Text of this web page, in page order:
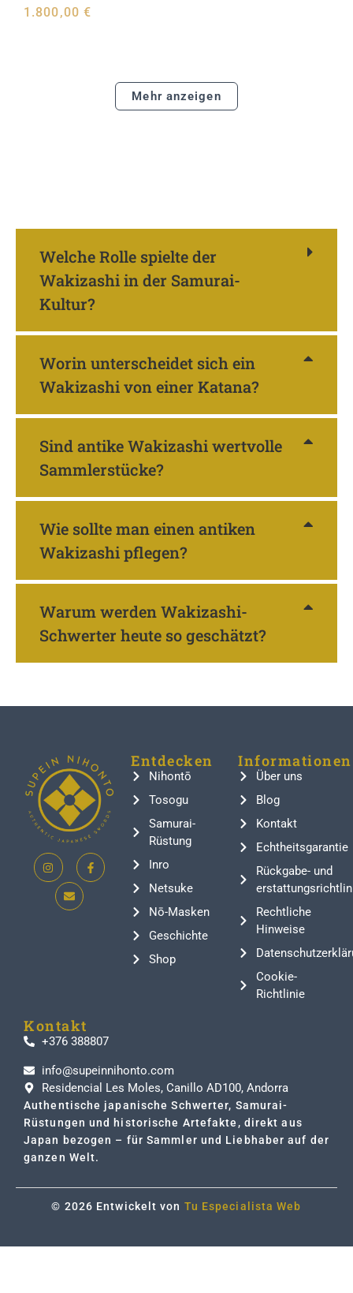
1.800,00 €
Mehr anzeigen
Welche Rolle spielte der
Wakizashi in der Samurai-
Kultur?
Worin unterscheidet sich ein
Wakizashi von einer Katana?
Sind antike Wakizashi wertvolle
Sammlerstücke?
Wie sollte man einen antiken
Wakizashi pflegen?
Warum werden Wakizashi-
Schwerter heute so geschätzt?
Entdecken
Nihontō
Tosogu
Samurai-
Rüstung
Inro
Netsuke
Nō-Masken
Geschichte
Shop
Informationen
Über uns
Blog
Kontakt
Echtheitsgarantie
Rückgabe- und
Rechtliche
Hinweise
Cookie-
Richtlinie
Kontakt
+376 388807
info@supeinnihonto.com
Residencial Les Moles, Canillo AD100, Andorra
Authentische japanische Schwerter, Samurai-
Rüstungen und historische Artefakte, direkt aus
Japan bezogen – für Sammler und Liebhaber auf der
ganzen Welt.
© 2026 Entwickelt von Tu Especialista Web